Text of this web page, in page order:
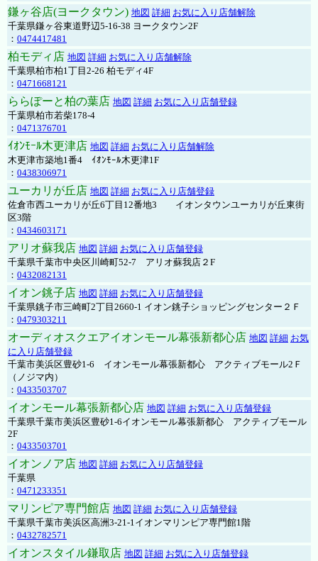
鎌ヶ谷店(ヨークタウン) 地図 詳細 お気に入り店舗解除
千葉県鎌ヶ谷東道野辺5-16-38 ヨークタウン2F
： 0474417481
柏モディ店 地図 詳細 お気に入り店舗解除
千葉県柏市柏1丁目2-26 柏モディ4F
： 0471668121
ららぽーと柏の葉店 地図 詳細 お気に入り店舗登録
千葉県柏市若柴178-4
： 0471376701
ｲｵﾝﾓｰﾙ木更津店 地図 詳細 お気に入り店舗解除
木更津市築地1番4 ｲｵﾝﾓｰﾙ木更津1F
： 0438306971
ユーカリが丘店 地図 詳細 お気に入り店舗登録
佐倉市西ユーカリが丘6丁目12番地3 イオンタウンユーカリが丘東街
区3階
： 0434603171
アリオ蘇我店 地図 詳細 お気に入り店舗登録
千葉県千葉市中央区川崎町52-7 アリオ蘇我店２F
： 0432082131
イオン銚子店 地図 詳細 お気に入り店舗登録
千葉県銚子市三崎町2丁目2660-1 イオン銚子ショッピングセンター２Ｆ
： 0479303211
オーディオスクエアイオンモール幕張新都心店 地図 詳細 お気
に入り店舗登録
千葉市美浜区豊砂1-6 イオンモール幕張新都心 アクティブモール2Ｆ
（ノジマ内）
： 0433503707
イオンモール幕張新都心店 地図 詳細 お気に入り店舗登録
千葉県千葉市美浜区豊砂1-6イオンモール幕張新都心 アクティブモール
2F
： 0433503701
イオンノア店 地図 詳細 お気に入り店舗登録
千葉県
： 0471233351
マリンピア専門館店 地図 詳細 お気に入り店舗登録
千葉県千葉市美浜区高洲3-21-1イオンマリンピア専門館1階
： 0432782571
イオンスタイル鎌取店 地図 詳細 お気に入り店舗登録